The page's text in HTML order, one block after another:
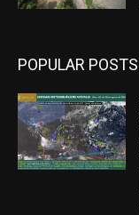
POPULAR POSTS